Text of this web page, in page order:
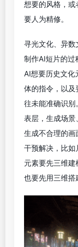
片中，就遇到角
无法保持一致，
标准的版本——
的1400万个未
此外，AI理解能
想要的风格，
要人为精修。
寻光文化、异
制作AI短片的过
AI想要历史文
体的指令，以及
表层，生成场
生成不合理的
干预解决，比如